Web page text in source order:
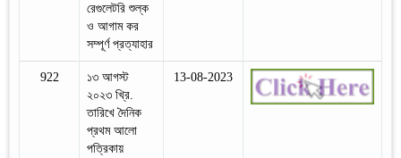
রেগুলেটরি শুল্ক
ও আগাম কর
সম্পূর্ণ প্রত্যাহার
922
১৩ আগস্ট
২০২৩ খ্রি.
তারিখে দৈনিক
প্রথম আলো
পত্রিকায়
13-08-2023